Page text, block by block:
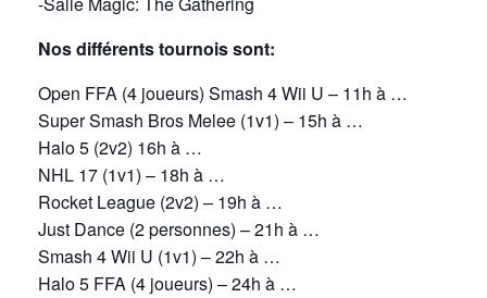
Nos différents tournois sont:
Open FFA (4 joueurs) Smash 4 Wii U – 11h à …
Super Smash Bros Melee (1v1) – 15h à …
Halo 5 (2v2) 16h à …
NHL 17 (1v1) – 18h à …
Rocket League (2v2) – 19h à …
Just Dance (2 personnes) – 21h à …
Smash 4 Wii U (1v1) – 22h à …
Halo 5 FFA (4 joueurs) – 24h à …